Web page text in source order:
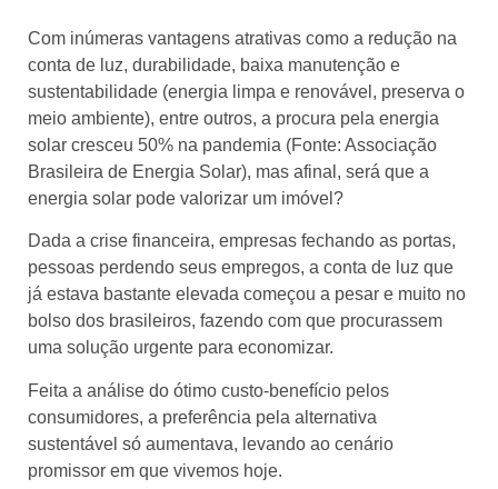
Com inúmeras vantagens atrativas como a redução na
conta de luz, durabilidade, baixa manutenção e
sustentabilidade (energia limpa e renovável, preserva o
meio ambiente), entre outros, a procura pela energia
solar cresceu 50% na pandemia (Fonte: Associação
Brasileira de Energia Solar), mas afinal, será que a
energia solar pode valorizar um imóvel?
Dada a crise financeira, empresas fechando as portas,
pessoas perdendo seus empregos, a conta de luz que
já estava bastante elevada começou a pesar e muito no
bolso dos brasileiros, fazendo com que procurassem
uma solução urgente para economizar.
Feita a análise do ótimo custo-benefício pelos
consumidores, a preferência pela alternativa
sustentável só aumentava, levando ao cenário
promissor em que vivemos hoje.